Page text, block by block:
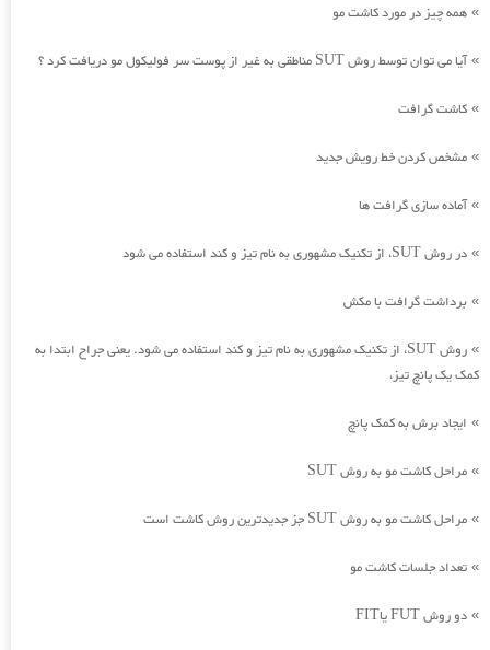
» همه چیز در مورد کاشت مو
»آیا می توان توسط روش SUT مناطقی به غیر از پوست سر فولیکول مو دریافت کرد ؟
» کاشت گرافت
» مشخص کردن خط رویش جدید
»آماده سازی گرافت ها
» در روش SUT، از تکنیک مشهوری به نام تیز و کند استفاده می شود
» برداشت گرافت با مکش
»
روش SUT، از تکنیک مشهوری به نام تیز و کند استفاده می شود. یعنی جراح ابتدا به
کمک یک پانچ تیز،
» ایجاد برش به کمک پانچ
» مراحل کاشت مو به روش SUT
» مراحل کاشت مو به روش SUT جز جدیدترین روش کاشت است
» تعداد جلسات کاشت مو
» دو روش FUT یاFIT